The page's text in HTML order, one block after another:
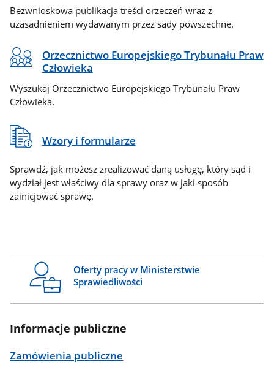
Bezwnioskowa publikacja treści orzeczeń wraz z
uzasadnieniem wydawanym przez sądy powszechne.
Orzecznictwo Europejskiego Trybunału Praw
Człowieka
Wyszukaj Orzecznictwo Europejskiego Trybunału Praw
Człowieka.
Wzory i formularze
Sprawdź, jak możesz zrealizować daną usługę, który sąd i
wydział jest właściwy dla sprawy oraz w jaki sposób
zainicjować sprawę.
Oferty pracy w Ministerstwie
Sprawiedliwości
Informacje publiczne
Zamówienia publiczne